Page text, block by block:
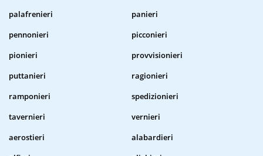
palafrenieri
panieri
pennonieri
picconieri
pionieri
provvisionieri
puttanieri
ragionieri
ramponieri
spedizionieri
tavernieri
vernieri
aerostieri
alabardieri